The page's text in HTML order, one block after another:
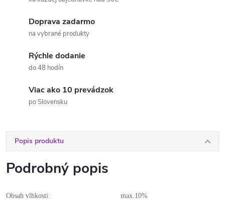
Doprava zadarmo
na vybrané produkty
Rýchle dodanie
do 48 hodín
Viac ako 10 prevádzok
po Slovensku
Popis produktu
Podrobný popis
Obsah vlhkosti: max.10%